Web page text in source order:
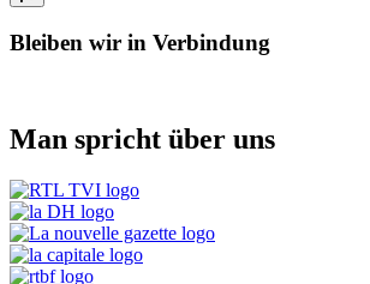
Bleiben wir in Verbindung
Man spricht über uns